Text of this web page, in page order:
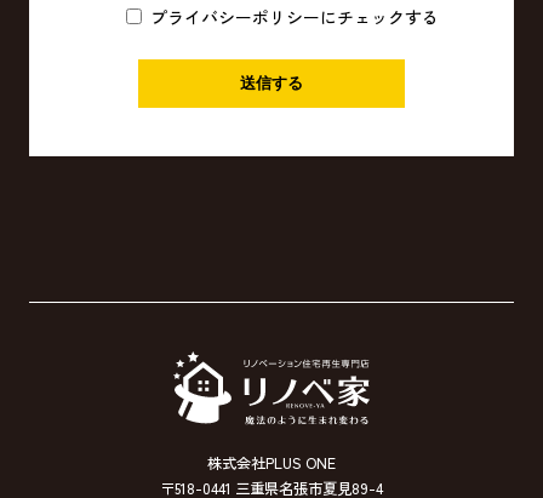
ことは一切致しません。
2.個人情報の利用目的
お客様から集めた個人情報は、次項記載の利用目的
の他、以下の目的で利用します。
3.保有個人データの利用目的
・当社が建築したお客様宅のアフターメンテナンス
プライバシーポリシーにチェックする
株式会社PLUS ONE
〒518-0441 三重県名張市夏見89-4